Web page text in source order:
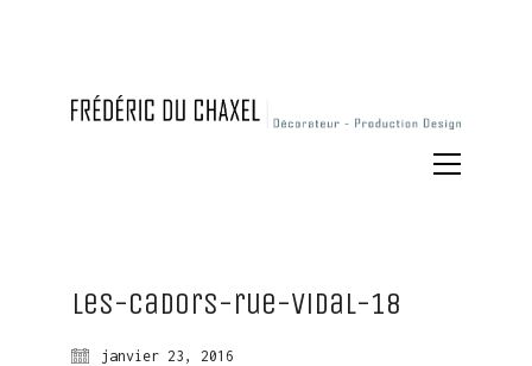
Les-Cadors-rue-Vidal-18
janvier 23, 2016